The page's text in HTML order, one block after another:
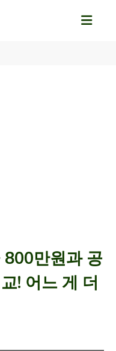
800만원과 공
! 어느 게 더